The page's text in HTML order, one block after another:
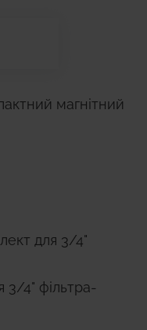
магнітний
для 3/4"
3/4" фільтра-